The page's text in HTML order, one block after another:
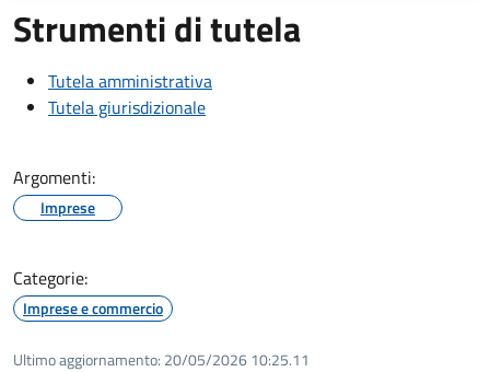
Strumenti di tutela
Tutela amministrativa
Tutela giurisdizionale
Argomenti:
Imprese
Categorie:
Imprese e commercio
Ultimo aggiornamento: 20/05/2026 10:25.11